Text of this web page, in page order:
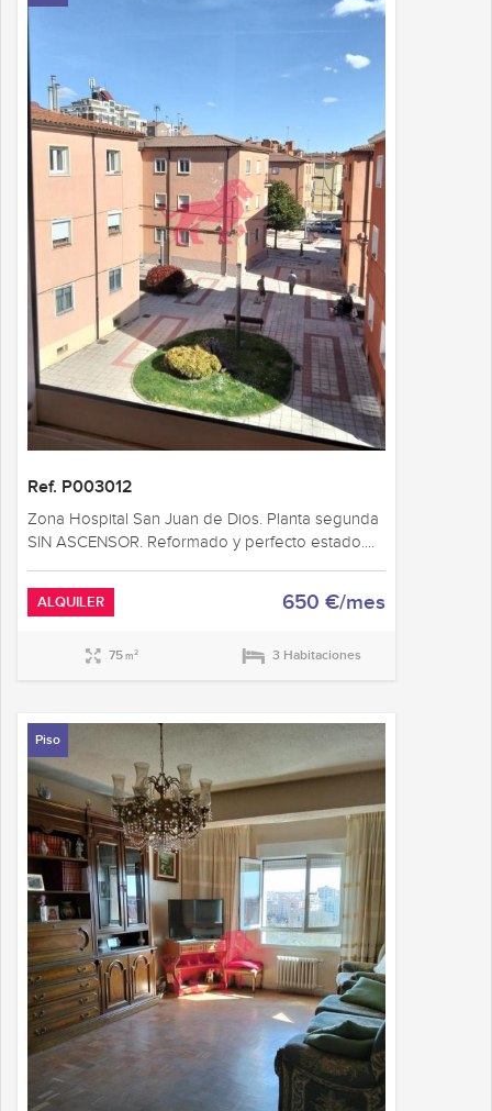
Ref. P003012
Zona Hospital San Juan de Dios. Planta segunda
SIN ASCENSOR. Reformado y perfecto estado....
ALQUILER 650 €/mes
75m2 3 Habitaciones
Piso